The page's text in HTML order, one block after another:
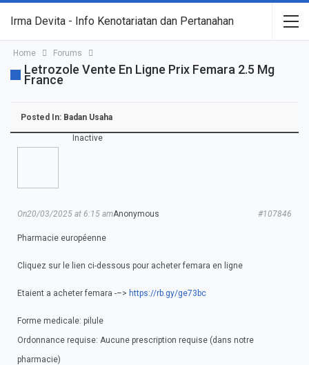
Irma Devita - Info Kenotariatan dan Pertanahan
Home Forums
Letrozole Vente En Ligne Prix Femara 2.5 Mg
France
Posted In: Badan Usaha
Inactive
Anonymous
On20/03/2025 at 6:15 am #107846
Pharmacie européenne
Cliquez sur le lien ci-dessous pour acheter femara en ligne
Etaient a acheter femara -–> https://rb.gy/ge73bc
Forme medicale: pilule
Ordonnance requise: Aucune prescription requise (dans notre
pharmacie)